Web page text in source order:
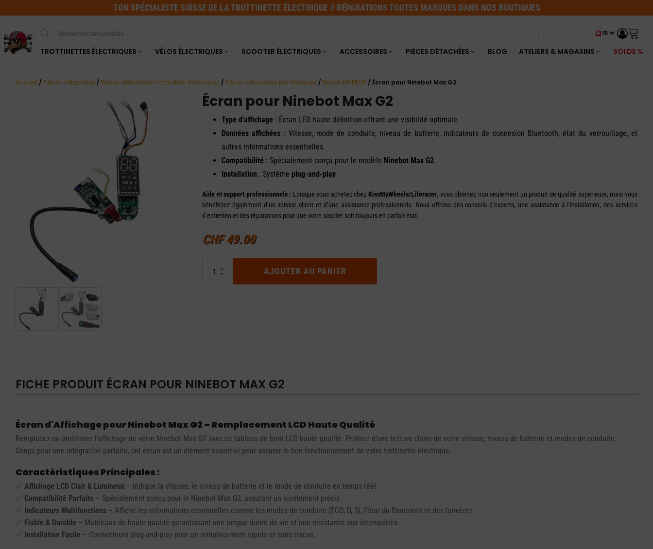
TON SPÉCIALISTE SUISSE DE LA TROTTINETTE ÉLECTRIQUE // RÉPARATIONS TOUTES MARQUES DANS NOS BOUTIQUES
Recherche
produits
FR
TROTTINETTES ÉLECTRIQUES VÉLOS ÉLECTRIQUES SCOOTER ÉLECTRIQUES ACCESSOIRES PIÈCES DÉTACHÉES BLOG ATELIERS & MAGASINS SOLDE %
Accueil / Pièces détachées / Pièces détachées trottinettes électriques / Pièces détachées par Marques / Pièces NINEBOT / Écran pour Ninebot Max G2
Écran pour Ninebot Max G2
Type d'affichage : Écran LED haute définition offrant une visibilité optimale
Données affichées : Vitesse, mode de conduite, niveau de batterie, indicateurs de connexion Bluetooth, état du verrouillage, et
autres informations essentielles.
Compatibilité : Spécialement conçu pour le modèle Ninebot Max G2.
Installation : Système plug-and-play
Aide et support professionnels : Lorsque vous achetez chez KissMyWheels/Liferacer, vous obtenez non seulement un produit de qualité supérieure, mais vous
bénéficiez également d’un service client et d’une assistance professionnels. Nous offrons des conseils d’experts, une assistance à l’installation, des services
d’entretien et des réparations pour que votre scooter soit toujours en parfait état.
CHF49.00
AJOUTER AU PANIER
FICHE PRODUIT ÉCRAN POUR NINEBOT MAX G2
Écran d'Affichage pour Ninebot Max G2 – Remplacement LCD Haute Qualité
Remplacez ou améliorez l'affichage de votre Ninebot Max G2 avec ce tableau de bord LCD haute qualité. Profitez d’une lecture claire de votre vitesse, niveau de batterie et modes de conduite.
Conçu pour une intégration parfaite, cet écran est un élément essentiel pour assurer le bon fonctionnement de votre trottinette électrique.
Caractéristiques Principales :
✅ Affichage LCD Clair & Lumineux – Indique la vitesse, le niveau de batterie et le mode de conduite en temps réel.
✅ Compatibilité Parfaite – Spécialement conçu pour le Ninebot Max G2, assurant un ajustement précis.
✅ Indicateurs Multifonctions – Affiche les informations essentielles comme les modes de conduite (ECO, D, S), l’état du Bluetooth et des lumières.
✅ Fiable & Durable – Matériaux de haute qualité garantissant une longue durée de vie et une résistance aux intempéries.
✅ Installation Facile – Connecteurs plug-and-play pour un remplacement rapide et sans tracas.